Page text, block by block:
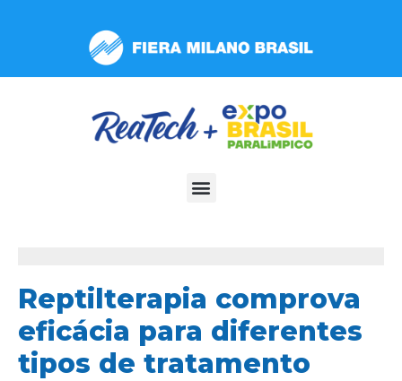
inclui
Reptilterapia comprova
eficácia para diferentes
tipos de tratamento